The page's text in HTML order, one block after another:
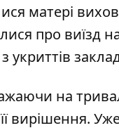
матері
про виїзд
укриттів
на
її вирішення.